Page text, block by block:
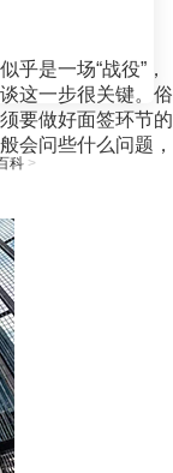
科>
乎是一场“战役”，
这一步很关键。俗
要做好面签环节的
会问些什么问题，